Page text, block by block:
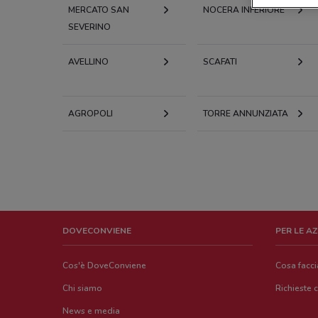
MERCATO SAN
SEVERINO
NOCERA INFERIORE
AVELLINO SCAFATI
AGROPOLI TORRE ANNUNZIATA
DOVECONVIENE
Cos'è DoveConviene
Chi siamo
News e media
PER LE
Cosa
Richieste